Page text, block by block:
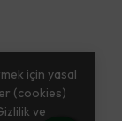
için yasal
(cookies)
ve